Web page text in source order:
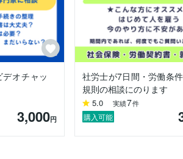
模事業所様・個人事業主様の、人を雇う前
容を整理したい
まだ考えていない
不安
を得意としています。
品している理由】
者の方から、
いくらかかるか分からない」
オチャッ
3,000円
社労士が7日間・労働条
規則の相談にのります
5.0 実績7件
購入可能